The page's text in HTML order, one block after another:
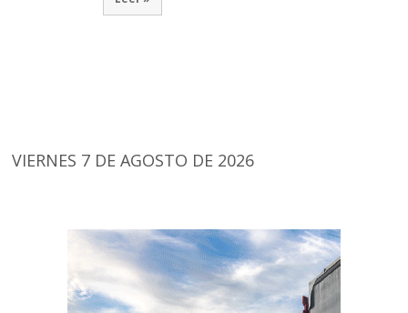
VIERNES 7 DE AGOSTO DE 2026